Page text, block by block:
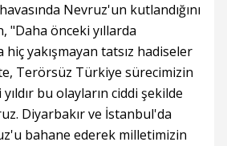
Nevruz'un kutlandığını
"Daha önceki yıllarda
yakışmayan tatsız hadiseler
Terörsüz Türkiye sürecimizin
bu olayların ciddi şekilde
Diyarbakır ve İstanbul'da
bahane ederek milletimizin